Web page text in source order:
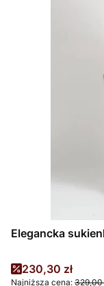
Elegancka
Cena
230,30 zł
Najniższa cena: 329,00